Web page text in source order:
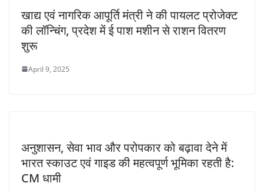
खाद्य एवं नागरिक आपूर्ति मंत्री ने की पायलट प्रोजेक्ट
की लॉन्चिंग, प्रदेश में ई पाश मशीन से राशन वितरण
शुरू
April 9, 2025
अनुशासन, सेवा भाव और परोपकार को बढ़ावा देने में
भारत स्काउट एवं गाइड की महत्वपूर्ण भूमिका रहती है:
CM धामी